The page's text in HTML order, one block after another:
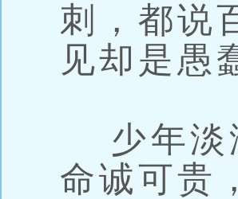
刺，都说
见却是愚
少年淡
命诚可贵